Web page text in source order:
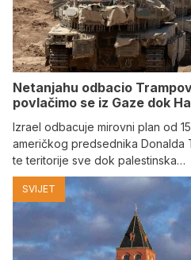
Netanjahu odbacio
povlačimo se iz Gaze dok
Izrael odbacuje mirovni plan od
američkog predsednika Donalda
te teritorije sve dok palestinska…
SVIJET